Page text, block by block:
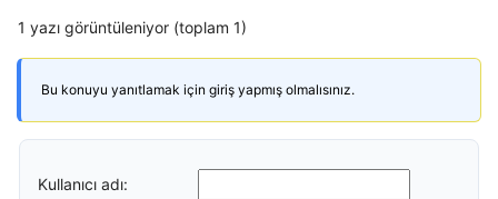
1 yazı görüntüleniyor (toplam 1)
Bu konuyu yanıtlamak için giriş yapmış olmalısınız.
Kullanıcı adı: